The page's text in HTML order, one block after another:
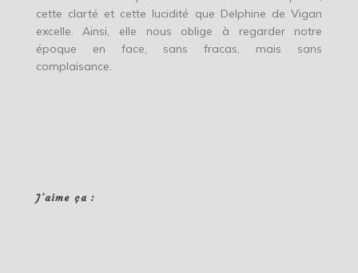
cette clarté et cette lucidité que Delphine de Vigan
excelle. Ainsi, elle nous oblige à regarder notre
époque en face, sans fracas, mais sans
complaisance.
J’aime ça :